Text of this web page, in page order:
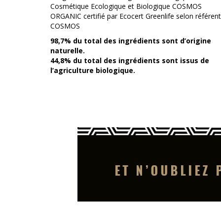
Cosmétique Ecologique et Biologique COSMOS
ORGANIC certifié par Ecocert Greenlife selon
COSMOS
98,7% du total des ingrédients sont d’origine
naturelle.
44,8% du total des ingrédients sont issus de
l’agriculture biologique.